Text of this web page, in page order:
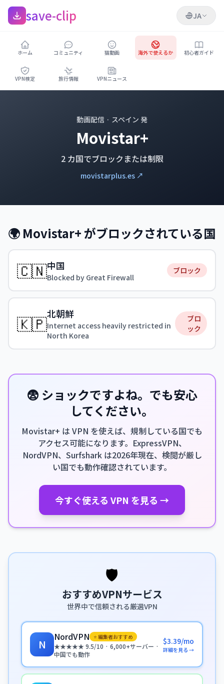
save-clip JA
ホーム コミュニティ 猫動画 海外で使えるか 初心者ガイド
VPN検定 旅行情報 VPNニュース
動画配信 · スペイン 発
Movistar+
2 カ国でブロックまたは制限
movistarplus.es ↗
🌍 Movistar+ がブロックされている国
🇨🇳中国
Blocked by Great Firewall
ブロック
🇰🇵北朝鮮
Internet access heavily restricted in
North Korea
ブロ
ック
😨 ショックですよね。でも安心
してください。
Movistar+ は VPN を使えば、規制している国でも
アクセス可能になります。ExpressVPN、
NordVPN、Surfshark は2026年現在、検閲が厳し
い国でも動作確認されています。
今すぐ使える VPN を見る →
🛡️
おすすめVPNサービス
世界中で信頼される厳選VPN
N
NordVPN ⭐ 編集者おすすめ
★★★★★ 9.5/10 · 6,000+サーバー ·
中国でも動作
$3.39/mo
詳細を見る →